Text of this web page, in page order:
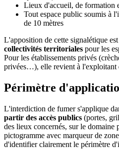
Lieux d'accueil, de formation
Tout espace public soumis à
de 10 mètres
L'apposition de cette signalétique
collectivités territoriales pour les
Pour les établissements privés
privées…), elle revient à l'exploitant
Périmètre
L'interdiction de fumer s'applique
partir des accès publics (portes,
des lieux concernés, sur le
pictogramme avec marqueur de
d'identifier clairement le périmètre